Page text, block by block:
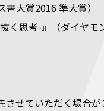
大賞2016 準大賞）
思考-』（ダイヤモ
いただく場合がご